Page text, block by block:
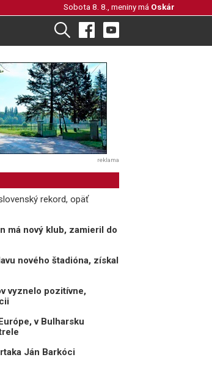
Sobota 8. 8., meniny má Oskár
reklama
rekord, opäť
má nový klub, zamieril do
nového štadióna, získal
vyznelo pozitívne,
v Bulharsku
Ján Barkóci